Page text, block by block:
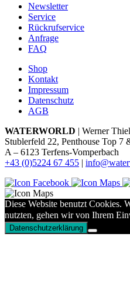
Newsletter
Service
Rückrufservice
Anfrage
FAQ
Shop
Kontakt
Impressum
Datenschutz
AGB
WATERWORLD | Werner
Stublerfeld 22, Penthouse Top 7
A – 6123 Terfens-Vomperbach
+43 (0)5224 67 455 |
Diese Website benutzt Cookies.
nutzten, gehen wir von Ihrem
Datenschutzerklärung